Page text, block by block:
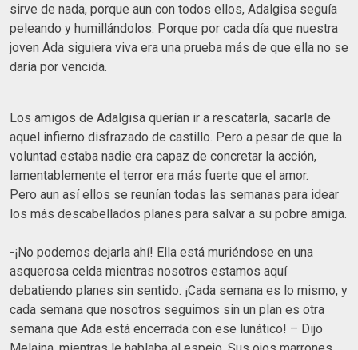
sirve de nada, porque aun con todos ellos, Adalgisa seguía
peleando y humillándolos. Porque por cada día que nuestra
joven Ada siguiera viva era una prueba más de que ella no se
daría por vencida.
Los amigos de Adalgisa querían ir a rescatarla, sacarla de
aquel infierno disfrazado de castillo. Pero a pesar de que la
voluntad estaba nadie era capaz de concretar la acción,
lamentablemente el terror era más fuerte que el amor.
Pero aun así ellos se reunían todas las semanas para idear
los más descabellados planes para salvar a su pobre amiga.
-¡No podemos dejarla ahí! Ella está muriéndose en una
asquerosa celda mientras nosotros estamos aquí
debatiendo planes sin sentido. ¡Cada semana es lo mismo, y
cada semana que nosotros seguimos sin un plan es otra
semana que Ada está encerrada con ese lunático! – Dijo